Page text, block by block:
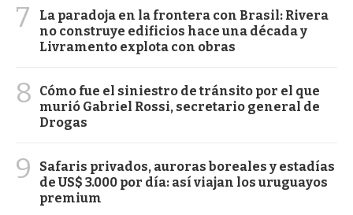
7
La paradoja en la frontera con Brasil: Rivera
no construye edificios hace una década y
Livramento explota con obras
8
Cómo fue el siniestro de tránsito por el que
murió Gabriel Rossi, secretario general de
Drogas
9
Safaris privados, auroras boreales y estadías
de US$ 3.000 por día: así viajan los uruguayos
premium